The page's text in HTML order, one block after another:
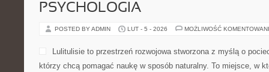
PSYCHOLOGIA
POSTED BY ADMIN LUT - 5 - 2026 MOŻLIWOŚĆ
Lulitulisie to przestrzeń rozwojowa stworzona z myślą o
którzy chcą pomagać naukę w sposób naturalny. To miejsce, w